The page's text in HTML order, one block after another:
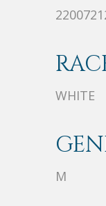
WHITE
M